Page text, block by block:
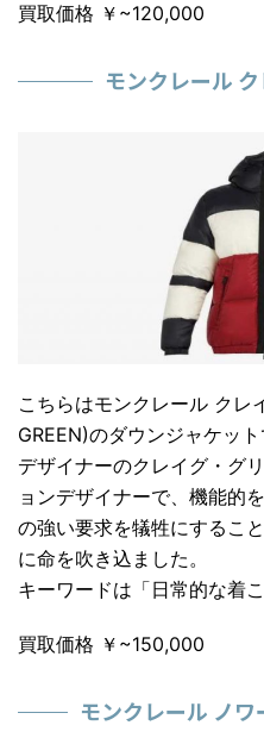
買取価格 ￥~120,000
モンクレール
こちらはモンクレール クレ
GREEN)のダウンジャケット
デザイナーのクレイグ・グ
ョンデザイナーで、機能的
の強い要求を犠牲にするこ
に命を吹き込ました。
キーワードは「日常的な着
買取価格 ￥~150,000
モンクレール ノ